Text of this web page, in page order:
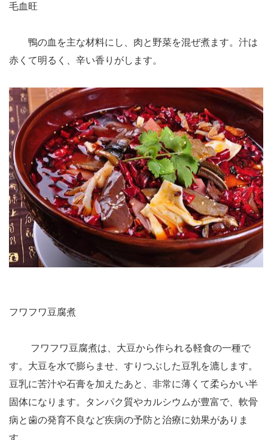
毛血旺
鴨の血を主な材料にし、肉と野菜を混ぜ煮ます。汁は
赤くて明るく、辛い香りがします。
フワフワ豆腐煮
フワフワ豆腐煮は、大豆から作られる軽食の一種で
す。大豆を水で膨らませ、すりつぶした豆乳を漉します。
豆乳に苦汁や石膏を加えたあと、非常に薄くて柔らかい半
固体になります。タンパク質やカルシウムが豊富で、軟骨
病と歯の発育不良など疾病の予防と治療に効果がありま
す。